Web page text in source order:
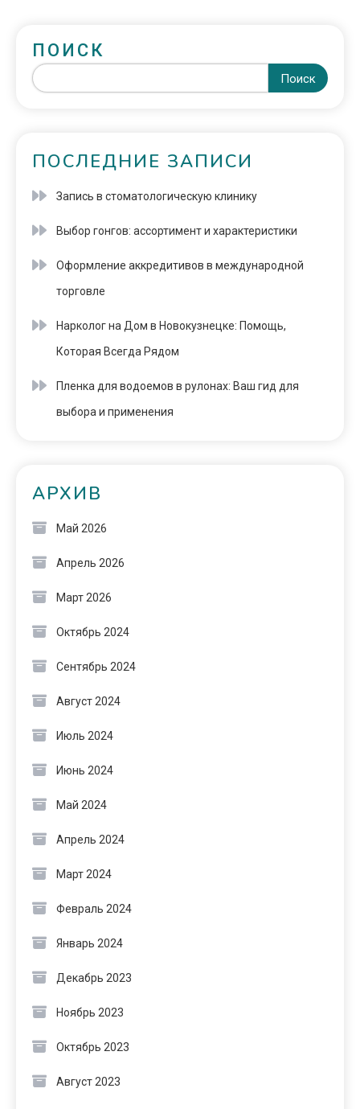
ПОИСК
Поиск
ПОСЛЕДНИЕ ЗАПИСИ
Запись в стоматологическую клинику
Выбор гонгов: ассортимент и характеристики
Оформление аккредитивов в международной
торговле
Нарколог на Дом в Новокузнецке: Помощь,
Которая Всегда Рядом
Пленка для водоемов в рулонах: Ваш гид для
выбора и применения
АРХИВ
Май 2026
Апрель 2026
Март 2026
Октябрь 2024
Сентябрь 2024
Август 2024
Июль 2024
Июнь 2024
Май 2024
Апрель 2024
Март 2024
Февраль 2024
Январь 2024
Декабрь 2023
Ноябрь 2023
Октябрь 2023
Август 2023